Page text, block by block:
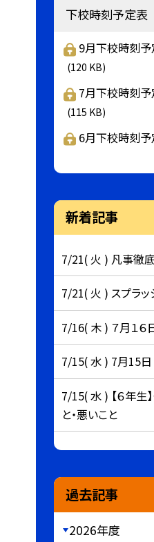
下校時刻予定表
9月下校時刻
(120 KB)
7月下校時刻
(115 KB)
6月下校時刻
新着記事
7/21( 火 ) 凡事徹
7/21( 火 ) スプラッ
7/16( 木 ) ７月１６
7/15( 水 ) 7月15日
7/15( 水 ) 【６年生
と・悪いこと
過去記事
2026年度